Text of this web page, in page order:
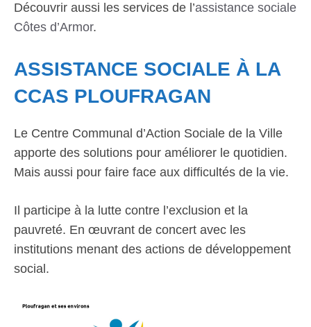
Découvrir aussi les services de l’assistance sociale
Côtes d’Armor.
ASSISTANCE SOCIALE À LA
CCAS PLOUFRAGAN
Le Centre Communal d’Action Sociale de la Ville
apporte des solutions pour améliorer le quotidien.
Mais aussi pour faire face aux difficultés de la vie.
Il participe à la lutte contre l’exclusion et la
pauvreté. En œuvrant de concert avec les
institutions menant des actions de développement
social.